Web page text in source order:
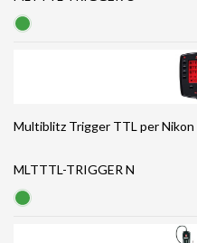
Multiblitz Trigger TTL per Nikon
MLTTTL-TRIGGER N